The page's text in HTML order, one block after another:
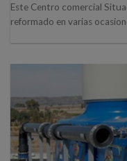
Este Centro comercial
reformado en varias